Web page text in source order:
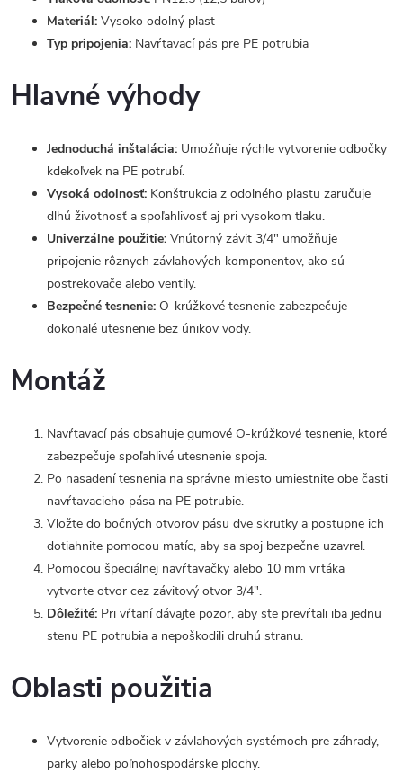
Materiál: Vysoko odolný plast
Typ pripojenia: Navŕtavací pás pre PE potrubia
Hlavné výhody
Jednoduchá inštalácia: Umožňuje rýchle vytvorenie odbočky
kdekoľvek na PE potrubí.
Vysoká odolnosť: Konštrukcia z odolného plastu zaručuje
dlhú životnosť a spoľahlivosť aj pri vysokom tlaku.
Univerzálne použitie: Vnútorný závit 3/4" umožňuje
pripojenie rôznych závlahových komponentov, ako sú
postrekovače alebo ventily.
Bezpečné tesnenie: O-krúžkové tesnenie zabezpečuje
dokonalé utesnenie bez únikov vody.
Montáž
Navŕtavací pás obsahuje gumové O-krúžkové tesnenie, ktoré
zabezpečuje spoľahlivé utesnenie spoja.
Po nasadení tesnenia na správne miesto umiestnite obe časti
navŕtavacieho pása na PE potrubie.
Vložte do bočných otvorov pásu dve skrutky a postupne ich
dotiahnite pomocou matíc, aby sa spoj bezpečne uzavrel.
Pomocou špeciálnej navŕtavačky alebo 10 mm vrtáka
vytvorte otvor cez závitový otvor 3/4".
Dôležité: Pri vŕtaní dávajte pozor, aby ste prevŕtali iba jednu
stenu PE potrubia a nepoškodili druhú stranu.
Oblasti použitia
Vytvorenie odbočiek v závlahových systémoch pre záhrady,
parky alebo poľnohospodárske plochy.